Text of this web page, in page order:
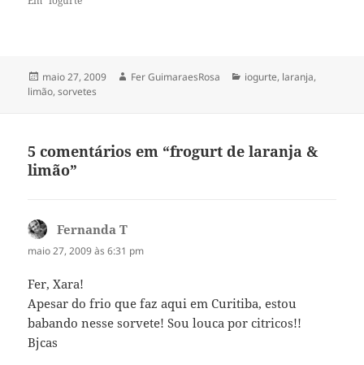
Publicado
em
maio 27, 2009 Autor
Fer GuimaraesRosa Categorias
iogurte, laranja,
limão,sorvetes
5 comentários em “frogurt de laranja &
limão”
Fernanda T
maio 27, 2009 às 6:31 pm
Fer, Xara!
Apesar do frio que faz aqui em Curitiba, estou
babando nesse sorvete! Sou louca por citricos!!
Bjcas